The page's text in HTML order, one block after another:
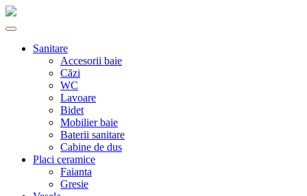
Sanitare
Accesorii baie
Căzi
WC
Lavoare
Bidet
Mobilier baie
Baterii sanitare
Cabine de dus
Placi ceramice
Faianta
Gresie